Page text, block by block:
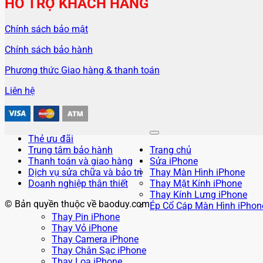
HỖ TRỢ KHÁCH HÀNG
Chính sách bảo mật
Chính sách bảo hành
Phương thức Giao hàng & thanh toán
Liên hệ
Thẻ ưu đãi
Trung tâm bảo hành
Thanh toán và giao hàng
Dịch vụ sửa chữa và bảo trì
Doanh nghiệp thân thiết
© Bản quyền thuộc về baoduy.com
Trang chủ
Sửa iPhone
Thay Màn Hình iPhone
Thay Mặt Kính iPhone
Thay Kính Lưng iPhone
Ép Cổ Cáp Màn Hình
Thay Pin iPhone
Thay Vỏ iPhone
Thay Camera iPhone
Thay Chân Sạc iPhone